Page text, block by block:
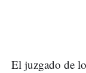
El juzgado de